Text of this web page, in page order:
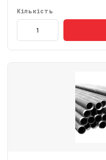
Кількість